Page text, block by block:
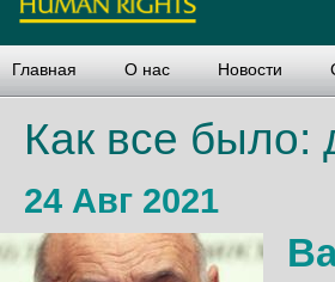
Главная О нас Новости
Как все было:
24 Авг 2021